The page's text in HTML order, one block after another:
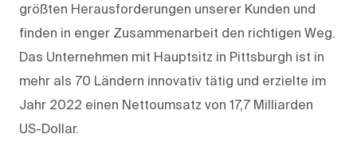
größten Herausforderungen unserer Kunden und
finden in enger Zusammenarbeit den richtigen Weg.
Das Unternehmen mit Hauptsitz in Pittsburgh ist in
mehr als 70 Ländern innovativ tätig und erzielte im
Jahr 2022 einen Nettoumsatz von 17,7 Milliarden
US-Dollar.